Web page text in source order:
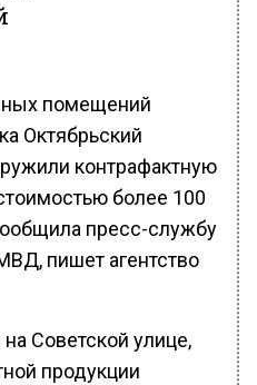
помещений
Октябрьский
контрафактную
более 100
пресс-службу
пишет агентство
Советской улице,
продукции